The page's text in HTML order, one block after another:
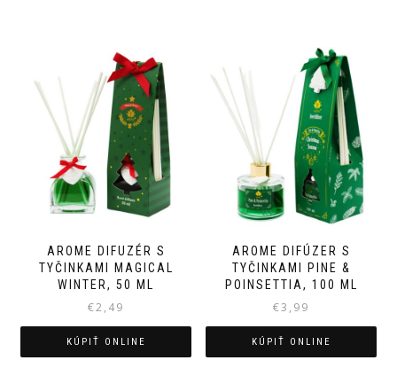
AROME DIFUZÉR S
TYČINKAMI MAGICAL
WINTER, 50 ML
€2,49
KÚPIŤ ONLINE
AROME DIFÚZER S
TYČINKAMI PINE &
POINSETTIA, 100 ML
€3,99
KÚPIŤ ONLINE